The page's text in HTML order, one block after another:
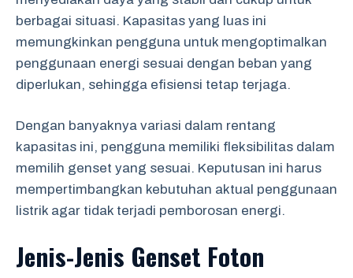
berbagai situasi. Kapasitas yang luas ini
memungkinkan pengguna untuk mengoptimalkan
penggunaan energi sesuai dengan beban yang
diperlukan, sehingga efisiensi tetap terjaga.
Dengan banyaknya variasi dalam rentang
kapasitas ini, pengguna memiliki fleksibilitas dalam
memilih genset yang sesuai. Keputusan ini harus
mempertimbangkan kebutuhan aktual penggunaan
listrik agar tidak terjadi pemborosan energi.
Jenis-Jenis Genset Foton